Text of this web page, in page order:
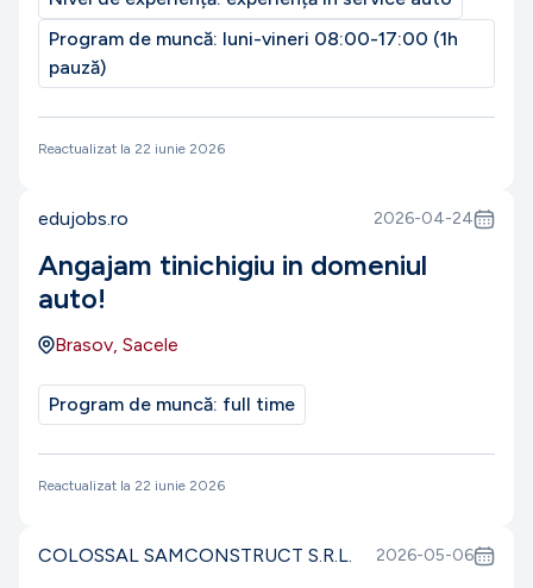
Program de muncă: luni-vineri 08:00-17:00 (1h
pauză)
Reactualizat la 22 iunie 2026
edujobs.ro 2026-04-24
Angajam tinichigiu in domeniul
auto!
Brasov, Sacele
Program de muncă: full time
Reactualizat la 22 iunie 2026
COLOSSAL SAMCONSTRUCT S.R.L. 2026-05-06